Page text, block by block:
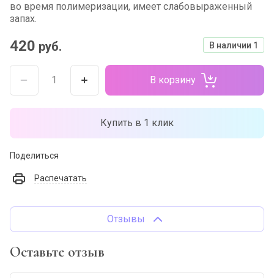
во время полимеризации, имеет слабовыраженный
запах.
В наличии 1
420 руб.
В корзину
Купить в 1 клик
Поделиться
Распечатать
Отзывы
Оставьте отзыв